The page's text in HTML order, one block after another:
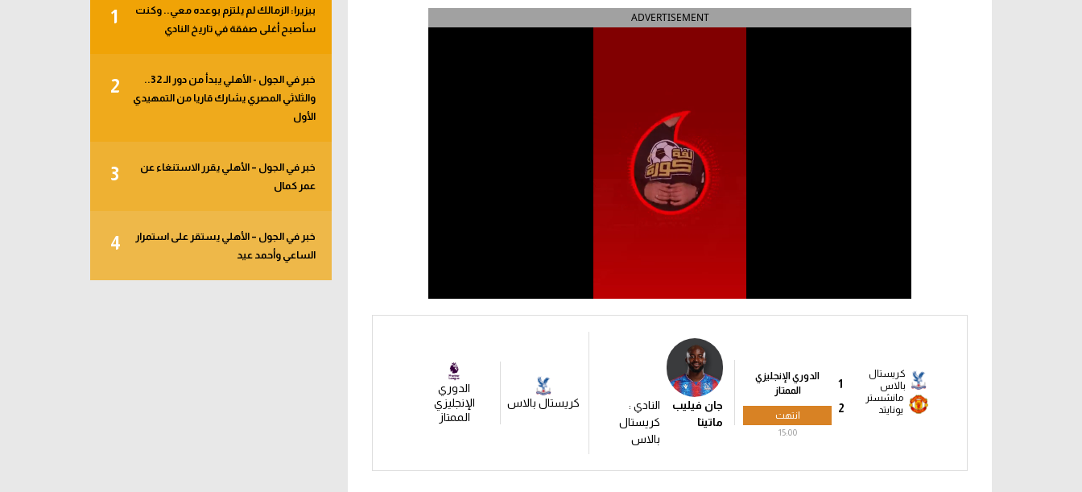
ADVERTISEMENT
1
كريستال
بالاس
2
مانشستر
يونايتد
الدوري الإنجليزي
الممتاز
انتهت
15:00
جان فيليب
ماتيتا
النادي :
كريستال
بالاس
كريستال بالاس
الدوري
الإنجليزي
الممتاز
1
بيزيرا: الزمالك لم يلتزم بوعده معي.. وكنت
سأصبح أغلى صفقة في تاريخ النادي
2
خبر في الجول - الأهلي يبدأ من دور الـ 32..
والثلاثي المصري يشارك قاريا من التمهيدي
الأول
3
خبر في الجول – الأهلي يقرر الاستنغاء عن
عمر كمال
4
خبر في الجول – الأهلي يستقر على استمرار
الساعي وأحمد عيد